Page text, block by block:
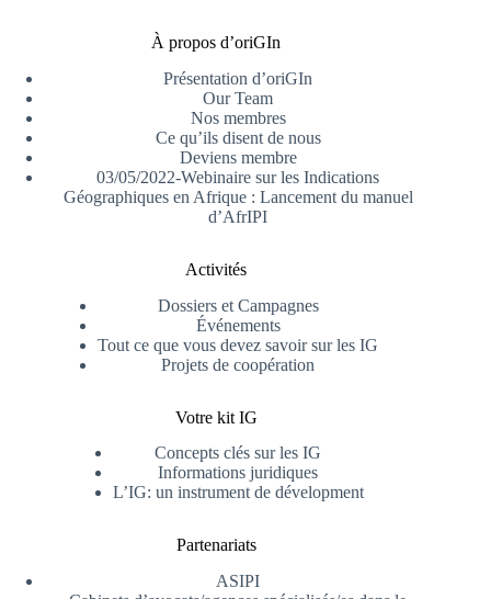
À propos d’oriGIn
Présentation d’oriGIn
Our Team
Nos membres
Ce qu’ils disent de nous
Deviens membre
03/05/2022-Webinaire sur les Indications
Géographiques en Afrique : Lancement du manuel
d’AfrIPI
Activités
Dossiers et Campagnes
Événements
Tout ce que vous devez savoir sur les IG
Projets de coopération
Votre kit IG
Concepts clés sur les IG
Informations juridiques
L’IG: un instrument de dévelopment
Partenariats
ASIPI